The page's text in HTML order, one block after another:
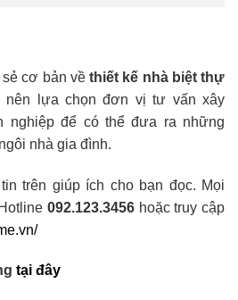
sẻ cơ bản vềthiết kế nhà biệt thự
nên lựa chọn đơn vị tư vấn xây
nghiệp để có thể đưa ra những
nhà gia đình.
trên giúp ích cho bạn đọc. Mọi
092.123.3456hoặc truy cập
tại đây